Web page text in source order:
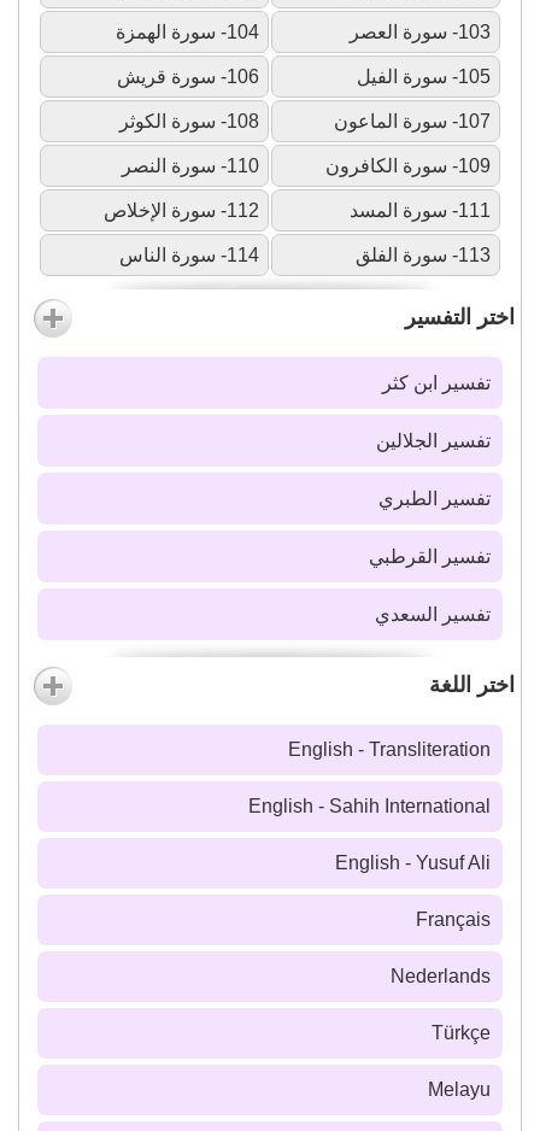
103- سورة العصر 104- سورة الهمزة
105- سورة الفيل 106- سورة قريش
107- سورة الماعون 108- سورة الكوثر
109- سورة الكافرون 110- سورة النصر
111- سورة المسد 112- سورة الإخلاص
113- سورة الفلق 114- سورة الناس
اختر التفسير
تفسير ابن كثر
تفسير الجلالين
تفسير الطبري
تفسير القرطبي
تفسير السعدي
اختر اللغة
English - Transliteration
English - Sahih International
English - Yusuf Ali
Français
Nederlands
Türkçe
Melayu